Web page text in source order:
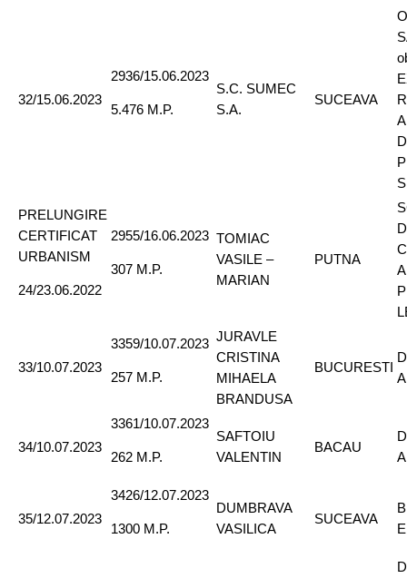
32/15.06.2023
2936/15.06.2023
5.476 M.P.
S.C. SUMEC
S.A.
SUCEAVA
PRELUNGIRE
CERTIFICAT
URBANISM
24/23.06.2022
2955/16.06.2023
307 M.P.
TOMIAC
VASILE –
MARIAN
PUTNA
33/10.07.2023
3359/10.07.2023
257 M.P.
JURAVLE
CRISTINA
MIHAELA
BRANDUSA
BUCURESTI
34/10.07.2023
3361/10.07.2023
262 M.P.
SAFTOIU
VALENTIN
BACAU
35/12.07.2023
3426/12.07.2023
1300 M.P.
DUMBRAVA
VASILICA
SUCEAVA